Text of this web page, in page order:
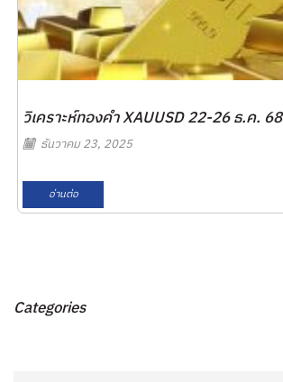
วิเคราะห์ทองคำ XAUUSD 22-26 ธ.ค. 68
ธันวาคม 23, 2025
อ่านต่อ
Categories